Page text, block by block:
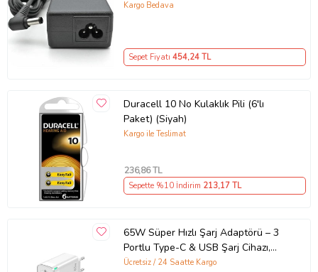
Kargo Bedava
Sepet Fiyatı 454,24 TL
Duracell 10 No Kulaklık Pili (6'lı
Paket) (Siyah)
Kargo ile Teslimat
236,86 TL
Sepette %10 İndirim 213,17 TL
65W Süper Hızlı Şarj Adaptörü – 3
Portlu Type-C & USB Şarj Cihazı,
GaN Teknolojili 65W Hızlı Şarj Cihazı
Ücretsiz / 24 Saatte Kargo